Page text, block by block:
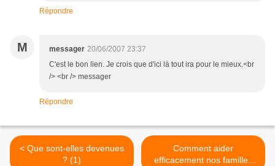
Répondre
M messager 20/06/2007 23:37
C'est le bon lien. Je crois que d'ici là tout ira pour le mieux.<br
/> <br /> messager
Répondre
< Que sont-elles devenues
? (1)
Comment aider
efficacement nos familles